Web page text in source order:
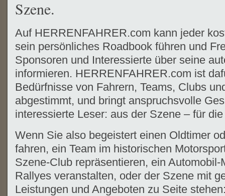
Szene.
Auf HERRENFAHRER.com kann jeder
sein persönliches Roadbook führen und
Sponsoren und Interessierte über seine
informieren. HERRENFAHRER.com ist
Bedürfnisse von Fahrern, Teams, Clubs
abgestimmt, und bringt anspruchsvolle
interessierte Leser: aus der Szene – für
Wenn Sie also begeistert einen Oldtimer
fahren, ein Team im historischen
Szene-Club repräsentieren, ein Automobil-
Rallyes veranstalten, oder der Szene mit
Leistungen und Angeboten zu Seite